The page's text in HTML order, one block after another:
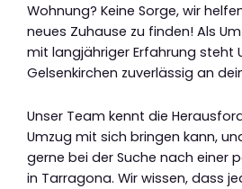
Wohnung? Keine Sorge, wir
neues Zuhause zu finden! Als
mit langjähriger Erfahrung steht
Gelsenkirchen zuverlässig an
Unser Team kennt die
Umzug mit sich bringen kann,
gerne bei der Suche nach einer
in Tarragona. Wir wissen, dass